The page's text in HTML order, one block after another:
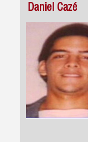
Daniel Cazé